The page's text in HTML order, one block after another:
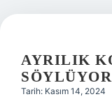
AYRILIK
SÖYLÜYOR
Tarih: Kasım 14, 2024